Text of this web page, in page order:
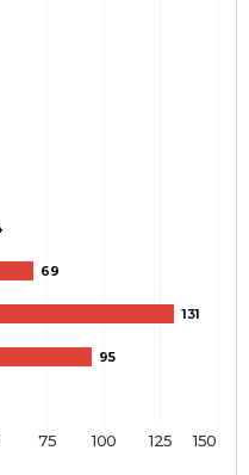
69
131
95
75 100 125 150